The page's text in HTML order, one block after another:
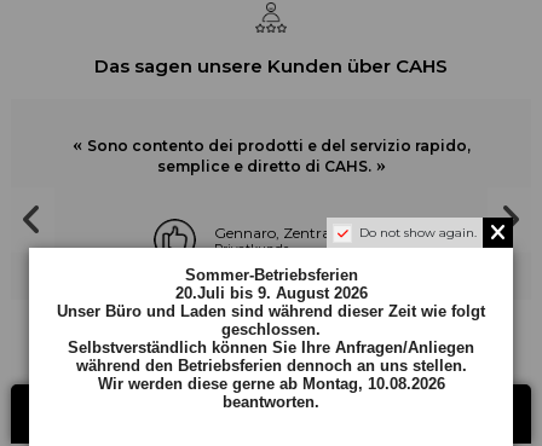
Das sagen unsere Kunden über CAHS
« Sono contento dei prodotti e del servizio rapido,
semplice e diretto di CAHS.»
Gennaro, Zentralschweiz
Privatkunde
BESTSELLER
Do not show again.
Sommer-Betriebsferien
20.Juli bis 9. August 2026
Unser Büro und Laden sind während dieser Zeit wie folgt
geschlossen.
Selbstverständlich können Sie Ihre Anfragen/Anliegen
während den Betriebsferien dennoch an uns stellen.
Wir werden diese gerne ab Montag, 10.08.2026
beantworten.